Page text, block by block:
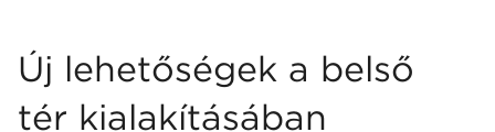
Új lehetőségek a belső
tér kialakításában